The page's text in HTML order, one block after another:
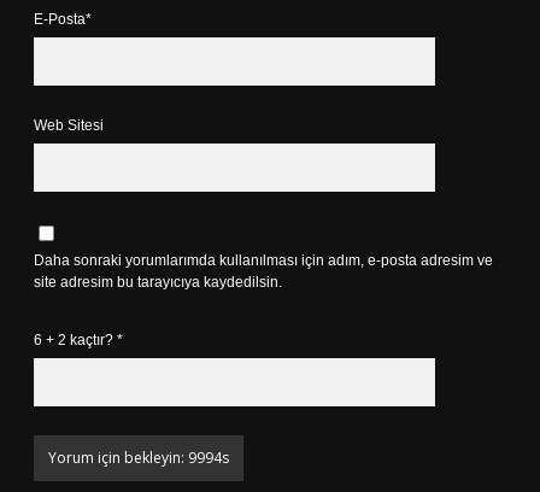
E-Posta*
Web Sitesi
Daha sonraki yorumlarımda kullanılması için adım, e-posta adresim ve
site adresim bu tarayıcıya kaydedilsin.
6 + 2 kaçtır? *